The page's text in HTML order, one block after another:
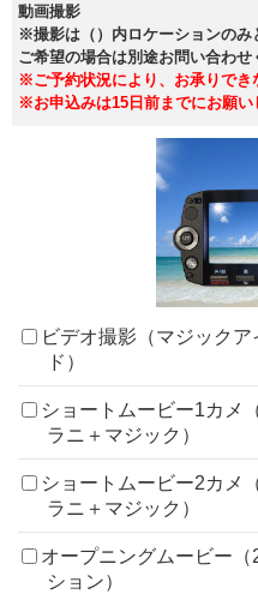
動画撮影
※撮影は（）内ロケーションのみ
ご希望の場合は別途お問い合わせ
※ご予約状況により、お承りでき
※お申込みは15日前までにお願い
ビデオ撮影（マジックア
ド）
ショートムービー1カメ
ラニ＋マジック）
ショートムービー2カメ
ラニ＋マジック）
オープニングムービー（
ション）